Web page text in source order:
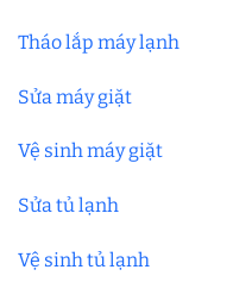
Tháo lắp máy lạnh
Sửa máy giặt
Vệ sinh máy giặt
Sửa tủ lạnh
Vệ sinh tủ lạnh